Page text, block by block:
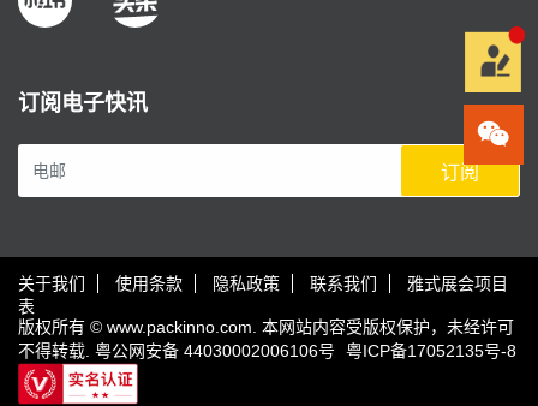
订阅电子快讯
订阅
关于我们 使用条款 隐私政策 联系我们
雅式展会项目
表
版权所有 © www.packinno.com. 本网站内容受版权保护，未经许可
不得转载. 粤公网安备 44030002006106号 粤ICP备17052135号-8